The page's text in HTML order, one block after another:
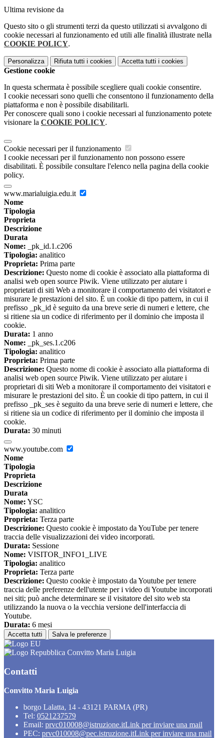
Ultima revisione da
Questo sito o gli strumenti terzi da questo utilizzati si avvalgono di
cookie necessari al funzionamento ed utili alle finalità illustrate nella
COOKIE POLICY.
Personalizza Rifiuta tutti i cookies Accetta tutti i cookies
Gestione cookie
In questa schermata è possibile scegliere quali cookie consentire.
I cookie necessari sono quelli che consentono il funzionamento della
piattaforma e non è possibile disabilitarli.
Per conoscere quali sono i cookie necessari al funzionamento potete
visionare la COOKIE POLICY.
Cookie necessari per il funzionamento
I cookie necessari per il funzionamento non possono essere
disabilitati. È possibile consultare l'elenco nella pagina della cookie
policy.
www.marialuigia.edu.it
Nome
Tipologia
Proprieta
Descrizione
Durata
Nome: _pk_id.1.c206
Tipologia: analitico
Proprieta: Prima parte
Descrizione: Questo nome di cookie è associato alla piattaforma di
analisi web open source Piwik. Viene utilizzato per aiutare i
proprietari di siti Web a monitorare il comportamento dei visitatori e
misurare le prestazioni del sito. È un cookie di tipo pattern, in cui il
prefisso _pk_id è seguito da una breve serie di numeri e lettere, che
si ritiene sia un codice di riferimento per il dominio che imposta il
cookie.
Durata: 1 anno
Nome: _pk_ses.1.c206
Tipologia: analitico
Proprieta: Prima parte
Descrizione: Questo nome di cookie è associato alla piattaforma di
analisi web open source Piwik. Viene utilizzato per aiutare i
proprietari di siti Web a monitorare il comportamento dei visitatori e
misurare le prestazioni del sito. È un cookie di tipo pattern, in cui il
prefisso _pk_ses è seguito da una breve serie di numeri e lettere, che
si ritiene sia un codice di riferimento per il dominio che imposta il
cookie.
Durata: 30 minuti
www.youtube.com
Nome
Tipologia
Proprieta
Descrizione
Durata
Nome: YSC
Tipologia: analitico
Proprieta: Terza parte
Descrizione: Questo cookie è impostato da YouTube per tenere
traccia delle visualizzazioni dei video incorporati.
Durata: Sessione
Nome: VISITOR_INFO1_LIVE
Tipologia: analitico
Proprieta: Terza parte
Descrizione: Questo cookie è impostato da Youtube per tenere
traccia delle preferenze dell'utente per i video di Youtube incorporati
nei siti; può anche determinare se il visitatore del sito web sta
utilizzando la nuova o la vecchia versione dell'interfaccia di
Youtube.
Durata: 6 mesi
Accetta tutti Salva le preferenze
Convitto Maria Luigia
Contatti
Convitto Maria Luigia
borgo Lalatta, 14 - 43121 PARMA (PR)
Tel: 0521237579
Email: prvc010008@istruzione.itLink per inviare una mail
PEC: prvc010008@pec.istruzione.itLink per inviare una mail